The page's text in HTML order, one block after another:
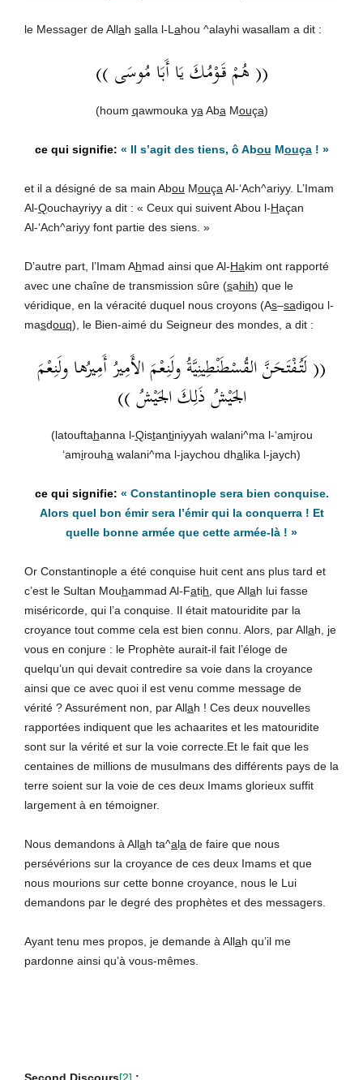
le Messager de Allah salla l-L ahou ^alayhi wasallam a dit :
(( هُمْ قَوْمُكَ يَا أَبَا مُوسَى ))
(houm qawmouka ya Aba Mouça)
« Il s’agit des tiens, ô Abou Mouça! »
et il a désigné de sa main Abou Mouça Al-‘Ach^ariyy. L’Imam
Al-Qouchayriyy a dit : « Ceux qui suivent Abou l-Haçan
Al-‘Ach^ariyy font partie des siens. »
D’autre part, l’Imam Ahmad ainsi que Al-Hakim ont rapporté
avec une chaîne de transmission sûre (sahih) que le
véridique, en la véracité duquel nous croyons (As–sadiqou l-
masdouq), le Bien-aimé du Seigneur des mondes, a dit :
(( لَتُفْتَحَنَّ القُسْطَنْطِينِيَّةُ ولَنِعْمَ الأَمِيرُ أَمِيرُها ولَنِعْمَ
الجَيْشُ ذَلِكَ الجَيْشُ ))
(latouftahanna l-Qistantiniyyah walani^ma l-‘amirou
‘amirouha walani^ma l-jaychou dhalika l-jaych)
« Constantinople sera bien conquise.
Alors quel bon émir sera l’émir qui la conquerra ! Et
quelle bonne armée que cette armée-là ! »
Or Constantinople a été conquise huit cent ans plus tard et
c’est le Sultan Mouhammad Al-Fatih , que Allah lui fasse
miséricorde, qui l’a conquise. Il était matouridite par la
croyance tout comme cela est bien connu. Alors, par Allah, je
vous en conjure : le Prophète aurait-il fait l’éloge de
quelqu’un qui devait contredire sa voie dans la croyance
ainsi que ce avec quoi il est venu comme message de
vérité ? Assurément non, par Allah ! Ces deux nouvelles
rapportées indiquent que les achaarites et les matouridite
sont sur la vérité et sur la voie correcte.Et le fait que les
centaines de millions de musulmans des différents pays de la
terre soient sur la voie de ces deux Imams glorieux suffit
largement à en témoigner.
Nous demandons à Allah ta^ala de faire que nous
persévérions sur la croyance de ces deux Imams et que
nous mourions sur cette bonne croyance, nous le Lui
demandons par le degré des prophètes et des messagers.
Ayant tenu mes propos, je demande à Allah qu’il me
pardonne ainsi qu’à vous-mêmes.
Second Discours[2] :